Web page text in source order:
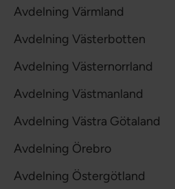
Avdelning Värmland
Avdelning Västerbotten
Avdelning Västernorrland
Avdelning Västmanland
Avdelning Västra Götaland
Avdelning Örebro
Avdelning Östergötland